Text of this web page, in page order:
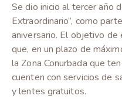
Se dio inicio al tercer año
Extraordinario”, como
aniversario. El objetivo
que, en un plazo de
la Zona Conurbada que
cuenten con servicios de
y lentes gratuitos.